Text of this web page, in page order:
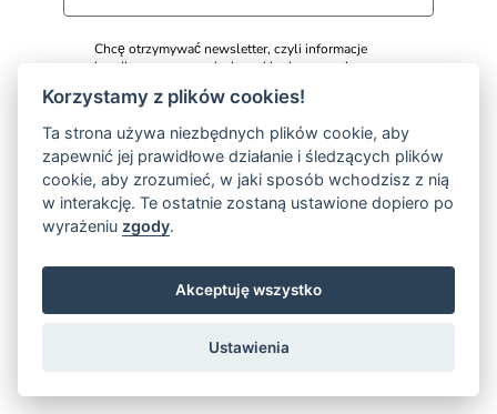
Chcę otrzymywać newsletter, czyli informacje
handlowe o promocjach w sklepie, nowych
artykułach na blogu, nowych produktach i usługach
związanych z serwisem
www.ziolowawyspa.pl Wiadomości będą wysyłane
w celu marketingu bezpośredniego do realizacji,
którego zostanie wykorzystany podany przeze mnie
adres e-mail. Administratorem danych będzie
ZIOŁOWA WYSPA Małgorzata Kaczmarczyk z
siedzibą w Skrzydlnej. Więcej informacji
Regulaminie Newslettera.
Korzystamy z plików cookies!
Ta strona używa niezbędnych plików cookie, aby
zapewnić jej prawidłowe działanie i śledzących plików
cookie, aby zrozumieć, w jaki sposób wchodzisz z nią
w interakcję. Te ostatnie zostaną ustawione dopiero po
wyrażeniu zgody.
Akceptuję wszystko
Ustawienia